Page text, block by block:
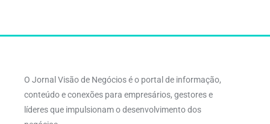
O Jornal Visão de Negócios é o portal de informação,
conteúdo e conexões para empresários, gestores e
líderes que impulsionam o desenvolvimento dos